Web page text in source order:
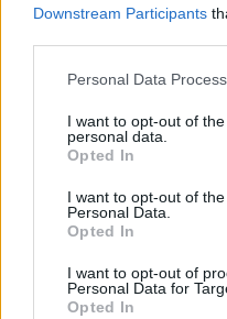
Downstream Participants
Please note that this
not limited to your visit or
grant or deny consent to
use your data for below
consent section.
Personal Data
I want to opt-out of
personal data.
Opted In
I want to opt-out of
Personal Data.
Opted In
I want to opt-out of
Personal Data for
Opted In
Προηγήθηκε
επένδυση στην
Κατά το παρελθόν, οι
είχαν συμπράξει και την
Entertainment Services,
ξενοδοχειακών